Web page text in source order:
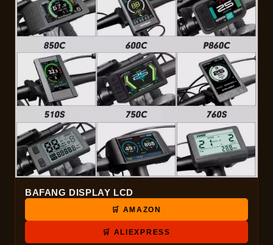
BAFANG DISPLAY LCD
🛒 AMAZON
🛒 ALIEXPRESS